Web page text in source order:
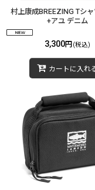
村上康成BREEZING Tシ
+アユ デニム
3,300円 (税込)
カートに入れ